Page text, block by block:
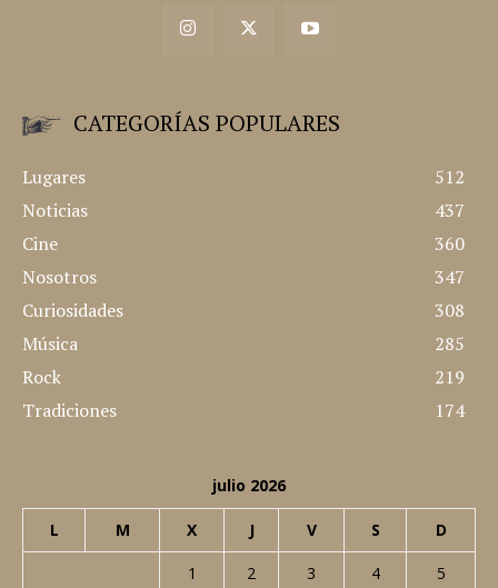
CATEGORÍAS POPULARES
Lugares
512
Noticias
437
Cine
360
Nosotros
347
Curiosidades
308
Música
285
Rock
219
Tradiciones
174
julio 2026
L M X J V S D
1 2 3 4 5